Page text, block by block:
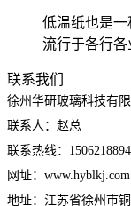
低温纸也是
流行于各行各
联系我们
徐州华研玻璃科技有限
联系人：赵总
联系热线：
网址：www.hyblkj.com
地址：江苏省徐州市